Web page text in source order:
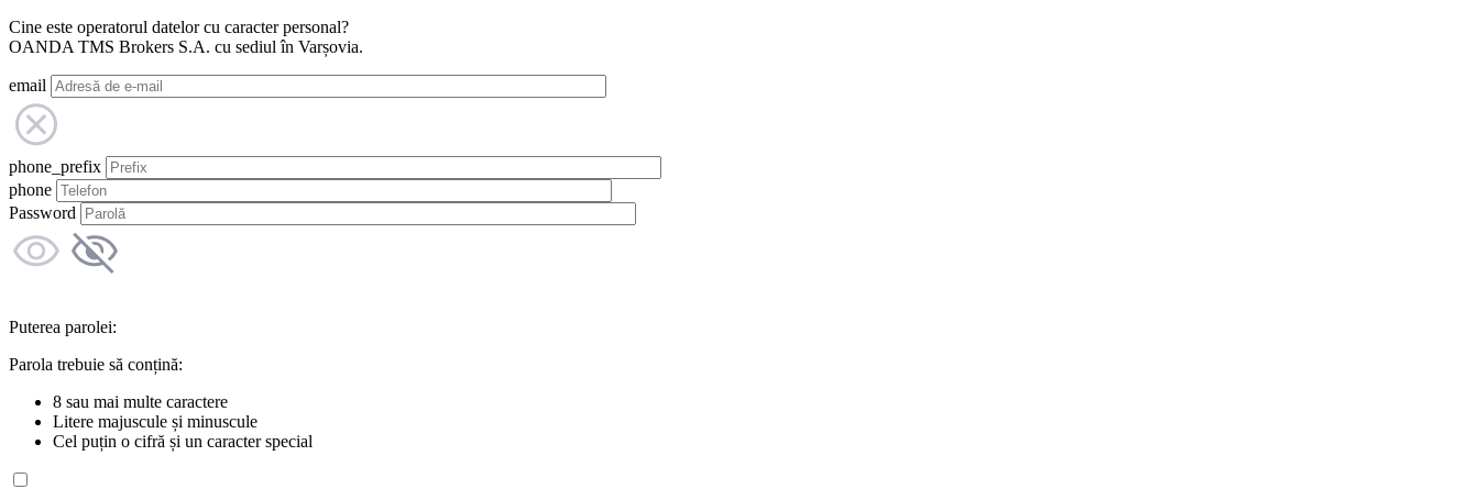
Cine este operatorul datelor cu caracter personal?
OANDA TMS Brokers S.A. cu sediul în Varșovia.
email
phone_prefix
phone
Password
Puterea parolei:
Parola trebuie să conțină:
8 sau mai multe caractere
Litere majuscule și minuscule
Cel puțin o cifră și un caracter special